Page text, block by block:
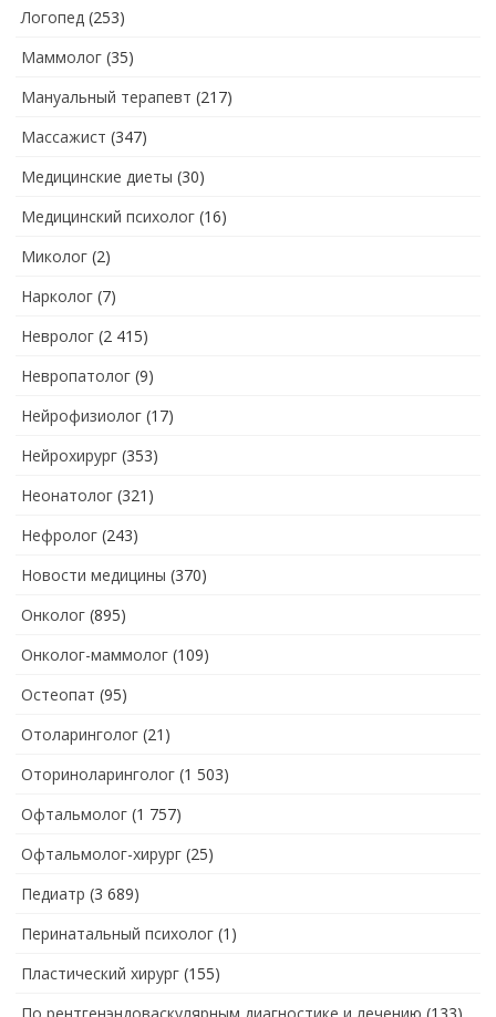
Логопед (253)
Маммолог (35)
Мануальный терапевт (217)
Массажист (347)
Медицинские диеты (30)
Медицинский психолог (16)
Миколог (2)
Нарколог (7)
Невролог (2 415)
Невропатолог (9)
Нейрофизиолог (17)
Нейрохирург (353)
Неонатолог (321)
Нефролог (243)
Новости медицины (370)
Онколог (895)
Онколог-маммолог (109)
Остеопат (95)
Отоларинголог (21)
Оториноларинголог (1 503)
Офтальмолог (1 757)
Офтальмолог-хирург (25)
Педиатр (3 689)
Перинатальный психолог (1)
Пластический хирург (155)
По рентгенэндоваскулярным диагностике и лечению (133)